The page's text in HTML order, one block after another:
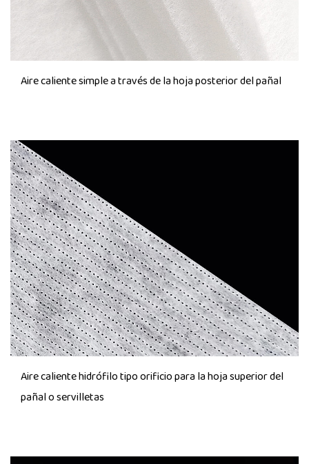
Aire caliente simple a través de la hoja posterior del pañal
Aire caliente hidrófilo tipo orificio para la hoja superior del
pañal o servilletas